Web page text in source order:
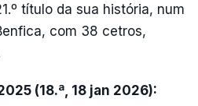
título da sua história, num
com 38 cetros,
(18.ª, 18 jan 2026):